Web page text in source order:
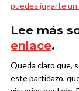
puedes jugarte un
Lee más
enlace.
Queda claro que,
este partidazo,